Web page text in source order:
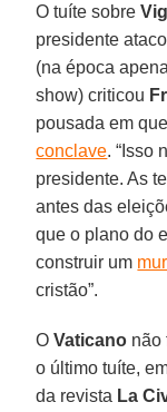
O tuíte sobre
presidente
(na época
show) criticou
pousada em
conclave. “Isso
presidente. As
antes das
que o plano do
construir um
cristão”.
OVaticano não
o último tuíte,
da revista La